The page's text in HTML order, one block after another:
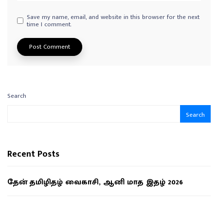
Save my name, email, and website in this browser for the next
time I comment.
Search
Search
Recent Posts
தேன் தமிழிதழ் வைகாசி, ஆனி மாத இதழ் 2026